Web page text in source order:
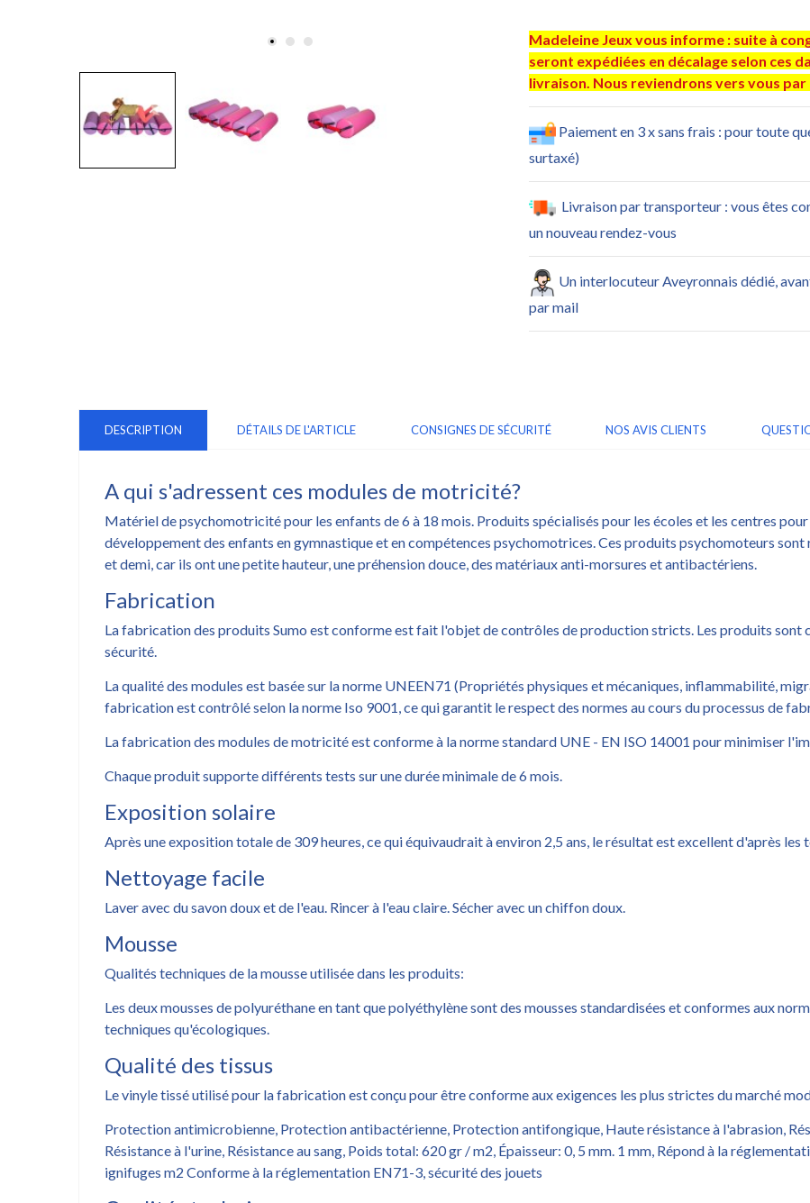
Madeleine Jeux vous informe : suite à
seront expédiées en décalage selon ces
livraison. Nous reviendrons vers vous
Paiement en 3 x sans frais : pour toute
surtaxé)
Livraison par transporteur : vous êtes
un nouveau rendez-vous
Un interlocuteur Aveyronnais dédié,
par mail
DESCRIPTION DÉTAILS DE L'ARTICLE CONSIGNES DE SÉCURITÉ NOS AVIS CLIENTS
A qui s'adressent ces modules de motricité?
Matériel de psychomotricité pour les enfants de 6 à 18 mois. Produits spécialisés pour les écoles et les centres
développement des enfants en gymnastique et en compétences psychomotrices. Ces produits psychomoteurs sont
et demi, car ils ont une petite hauteur, une préhension douce, des matériaux anti-morsures et antibactériens.
Fabrication
La fabrication des produits Sumo est conforme est fait l'objet de contrôles de production stricts. Les produits sont
sécurité.
La qualité des modules est basée sur la norme UNEEN71 (Propriétés physiques et mécaniques, inflammabilité,
fabrication est contrôlé selon la norme Iso 9001, ce qui garantit le respect des normes au cours du processus de
La fabrication des modules de motricité est conforme à la norme standard UNE - EN ISO 14001 pour minimiser
Chaque produit supporte différents tests sur une durée minimale de 6 mois.
Exposition solaire
Après une exposition totale de 309 heures, ce qui équivaudrait à environ 2,5 ans, le résultat est excellent d'après
Nettoyage facile
Laver avec du savon doux et de l'eau. Rincer à l'eau claire. Sécher avec un chiffon doux.
Mousse
Qualités techniques de la mousse utilisée dans les produits:
Les deux mousses de polyuréthane en tant que polyéthylène sont des mousses standardisées et conformes aux
techniques qu'écologiques.
Qualité des tissus
Le vinyle tissé utilisé pour la fabrication est conçu pour être conforme aux exigences les plus strictes du marché
Protection antimicrobienne, Protection antibactérienne, Protection antifongique, Haute résistance à l'abrasion,
Résistance à l'urine, Résistance au sang, Poids total: 620 gr / m2, Épaisseur: 0, 5 mm. 1 mm, Répond à la
ignifuges m2 Conforme à la réglementation EN71-3, sécurité des jouets